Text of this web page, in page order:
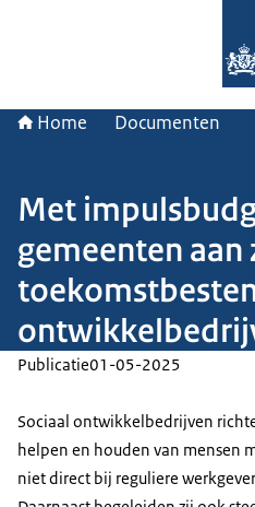
Home Documenten
Met
gemeenten aan
Publicatie01-05-2025
Sociaal ontwikkelbedrijven
helpen en houden van mensen
niet direct bij reguliere